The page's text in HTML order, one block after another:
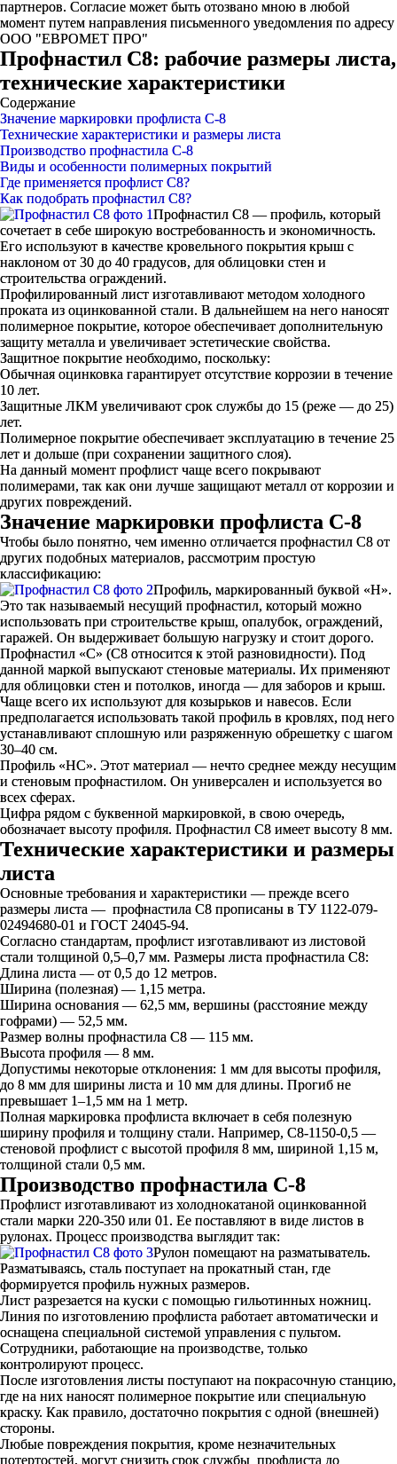
партнеров. Согласие может быть отозвано мною в любой
момент путем направления письменного уведомления по адресу
ООО "ЕВРОМЕТ ПРО"
Профнастил С8: рабочие размеры листа,
технические характеристики
Содержание
Значение маркировки профлиста С-8
Технические характеристики и размеры листа
Производство профнастила С-8
Виды и особенности полимерных покрытий
Где применяется профлист С8?
Как подобрать профнастил С8?
Профнастил C8 — профиль, который
сочетает в себе широкую востребованность и экономичность.
Его используют в качестве кровельного покрытия крыш с
наклоном от 30 до 40 градусов, для облицовки стен и
строительства ограждений.
Профилированный лист изготавливают методом холодного
проката из оцинкованной стали. В дальнейшем на него наносят
полимерное покрытие, которое обеспечивает дополнительную
защиту металла и увеличивает эстетические свойства.
Защитное покрытие необходимо, поскольку:
Обычная оцинковка гарантирует отсутствие коррозии в течение
10 лет.
Защитные ЛКМ увеличивают срок службы до 15 (реже — до 25)
лет.
Полимерное покрытие обеспечивает эксплуатацию в течение 25
лет и дольше (при сохранении защитного слоя).
На данный момент профлист чаще всего покрывают
полимерами, так как они лучше защищают металл от коррозии и
других повреждений.
Значение маркировки профлиста С-8
Чтобы было понятно, чем именно отличается профнастил С8 от
других подобных материалов, рассмотрим простую
классификацию:
Профиль, маркированный буквой «Н».
Это так называемый несущий профнастил, который можно
использовать при строительстве крыш, опалубок, ограждений,
гаражей. Он выдерживает большую нагрузку и стоит дорого.
Профнастил «С» (С8 относится к этой разновидности). Под
данной маркой выпускают стеновые материалы. Их применяют
для облицовки стен и потолков, иногда — для заборов и крыш.
Чаще всего их используют для козырьков и навесов. Если
предполагается использовать такой профиль в кровлях, под него
устанавливают сплошную или разряженную обрешетку с шагом
30–40 см.
Профиль «НС». Этот материал — нечто среднее между несущим
и стеновым профнастилом. Он универсален и используется во
всех сферах.
Цифра рядом с буквенной маркировкой, в свою очередь,
обозначает высоту профиля. Профнастил С8 имеет высоту 8 мм.
Технические характеристики и размеры
листа
Основные требования и характеристики — прежде всего
размеры листа — профнастила С8 прописаны в ТУ 1122-079-
02494680-01 и ГОСТ 24045-94.
Согласно стандартам, профлист изготавливают из листовой
стали толщиной 0,5–0,7 мм. Размеры листа профнастила С8:
Длина листа — от 0,5 до 12 метров.
Ширина (полезная) — 1,15 метра.
Ширина основания — 62,5 мм, вершины (расстояние между
гофрами) — 52,5 мм.
Размер волны профнастила С8 — 115 мм.
Высота профиля — 8 мм.
Допустимы некоторые отклонения: 1 мм для высоты профиля,
до 8 мм для ширины листа и 10 мм для длины. Прогиб не
превышает 1–1,5 мм на 1 метр.
Полная маркировка профлиста включает в себя полезную
ширину профиля и толщину стали. Например, С8-1150-0,5 —
стеновой профлист с высотой профиля 8 мм, шириной 1,15 м,
толщиной стали 0,5 мм.
Производство профнастила С-8
Профлист изготавливают из холоднокатаной оцинкованной
стали марки 220-350 или 01. Ее поставляют в виде листов в
рулонах. Процесс производства выглядит так:
Рулон помещают на разматыватель.
Разматываясь, сталь поступает на прокатный стан, где
формируется профиль нужных размеров.
Лист разрезается на куски с помощью гильотинных ножниц.
Линия по изготовлению профлиста работает автоматически и
оснащена специальной системой управления с пультом.
Сотрудники, работающие на производстве, только
контролируют процесс.
После изготовления листы поступают на покрасочную станцию,
где на них наносят полимерное покрытие или специальную
краску. Как правило, достаточно покрытия с одной (внешней)
стороны.
Любые повреждения покрытия, кроме незначительных
потертостей, могут снизить срок службы профлиста до